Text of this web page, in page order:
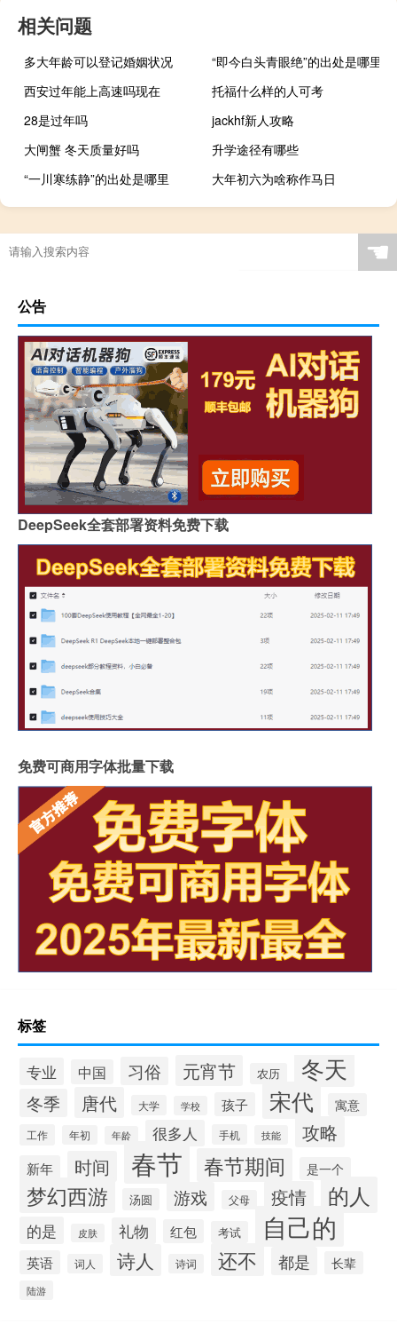
相关问题
多大年龄可以登记婚姻状况
“即今白头青眼绝”的出处是哪里
西安过年能上高速吗现在
托福什么样的人可考
28是过年吗
jackhf新人攻略
大闸蟹 冬天质量好吗
升学途径有哪些
“一川寒练静”的出处是哪里
大年初六为啥称作马日
☚
公告
DeepSeek全套部署资料免费下载
免费可商用字体批量下载
标签
专业 中国 习俗 元宵节 农历 冬天
冬季 唐代 大学 学校 孩子 宋代 寓意
工作 年初 年龄 很多人 手机 技能 攻略
新年 时间 春节 春节期间 是一个
梦幻西游 汤圆 游戏 父母 疫情 的人
的是 皮肤 礼物 红包 考试 自己的
英语 词人 诗人 诗词 还不 都是 长辈
陆游